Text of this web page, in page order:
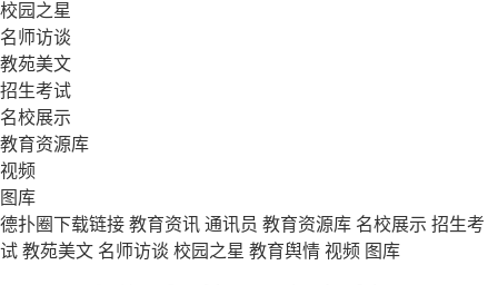
校园之星
名师访谈
教苑美文
招生考试
名校展示
教育资源库
视频
图库
德扑圈下载链接 教育资讯 通讯员 教育资源库 名校展示 招生考
试 教苑美文 名师访谈 校园之星 教育舆情 视频 图库